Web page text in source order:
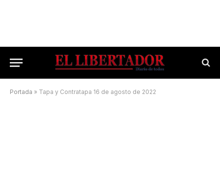
Portada » Tapa y Contratapa 16 de agosto de 2022